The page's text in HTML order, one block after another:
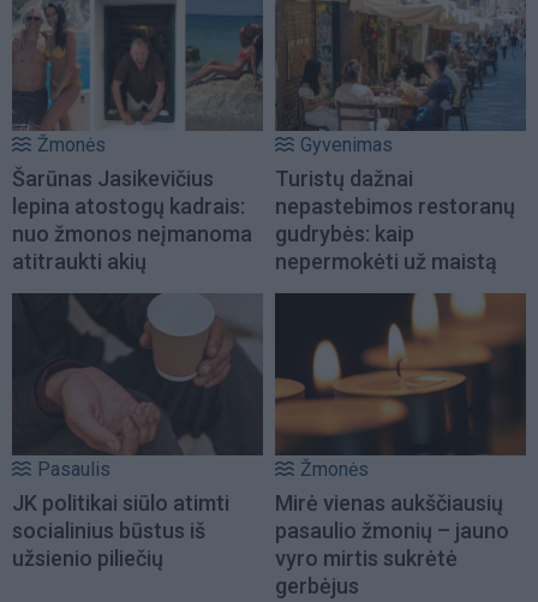
Žmonės
Šarūnas Jasikevičius
lepina atostogų kadrais:
nuo žmonos neįmanoma
atitraukti akių
Gyvenimas
Turistų dažnai
nepastebimos restoranų
gudrybės: kaip
nepermokėti už maistą
Pasaulis
JK politikai siūlo atimti
socialinius būstus iš
užsienio piliečių
Žmonės
Mirė vienas aukščiausių
pasaulio žmonių – jauno
vyro mirtis sukrėtė
gerbėjus